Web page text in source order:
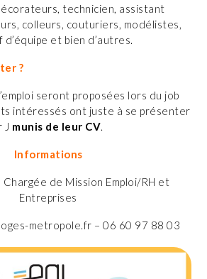
technicien, assistant
colleurs, couturiers, modélistes,
et bien d’autres.
?
seront proposées lors du job
intéressés ont juste à se présenter
J munis de leur CV.
Informations
Chargée de Mission Emploi/RH et
Entreprises
metropole.fr – 06 60 97 88 03